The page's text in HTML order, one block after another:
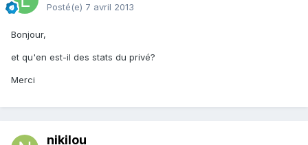
Posté(e) 7 avril 2013
Bonjour,
et qu'en est-il des stats du privé?
Merci
nikilou